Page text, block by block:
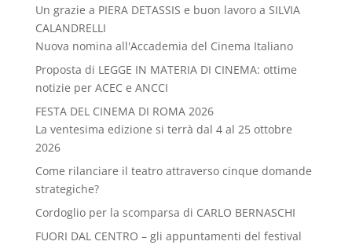
Un grazie a PIERA DETASSIS e buon lavoro a SILVIA
CALANDRELLI
Nuova nomina all'Accademia del Cinema Italiano
Proposta di LEGGE IN MATERIA DI CINEMA: ottime
notizie per ACEC e ANCCI
FESTA DEL CINEMA DI ROMA 2026
La ventesima edizione si terrà dal 4 al 25 ottobre
2026
Come rilanciare il teatro attraverso cinque domande
strategiche?
Cordoglio per la scomparsa di CARLO BERNASCHI
FUORI DAL CENTRO – gli appuntamenti del festival